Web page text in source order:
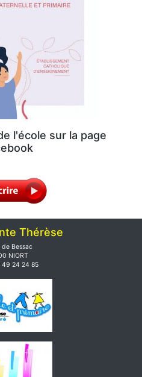
l'école sur la page
Thérèse
de Bessac
NIORT
49 24 24 85